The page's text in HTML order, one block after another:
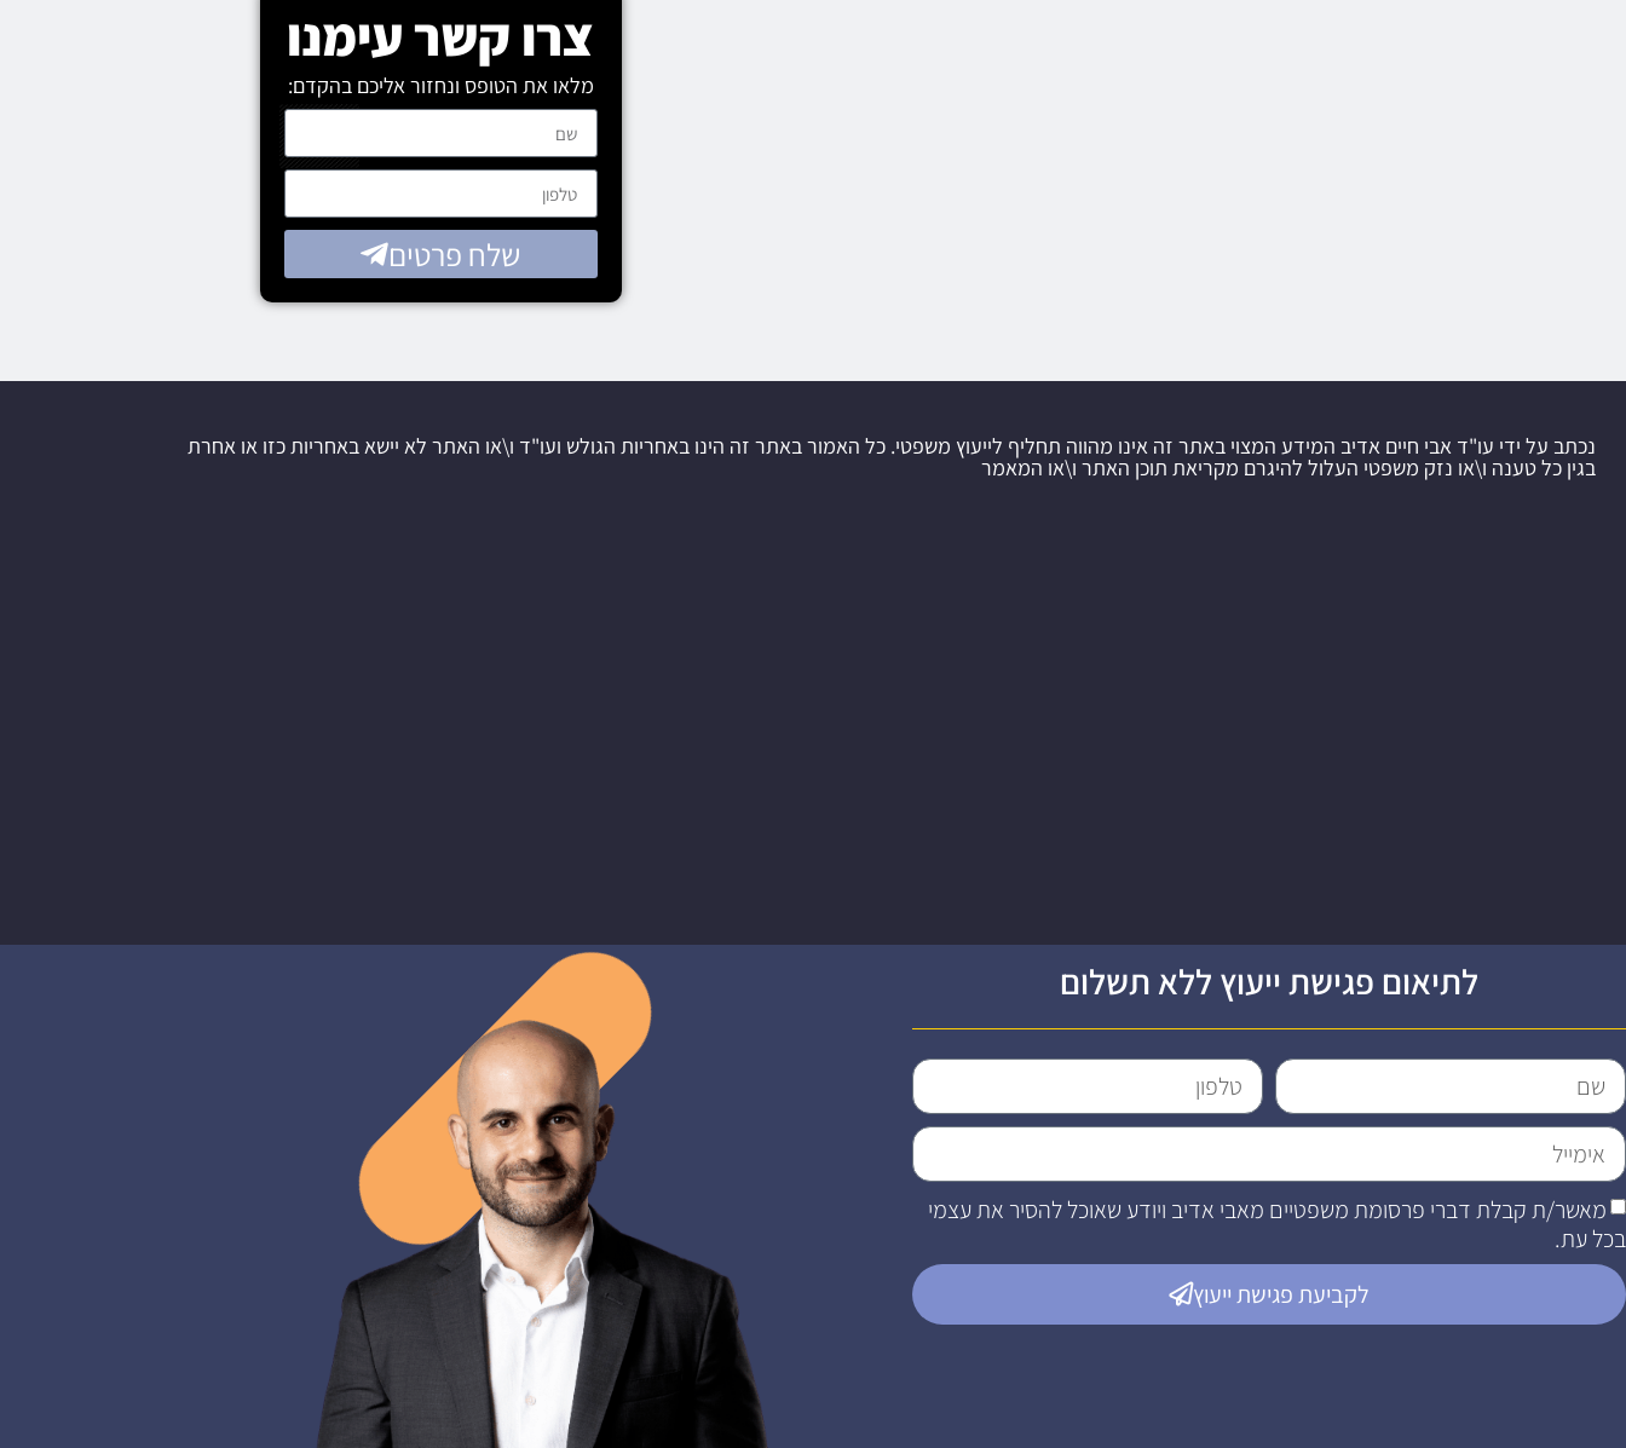
צרו קשר עימנו
מלאו את הטופס ונחזור אליכם בהקדם:
שלח פרטים
נכתב על ידי עו"ד אבי חיים אדיב המידע המצוי באתר זה אינו מהווה תחליף לייעוץ משפטי. כל האמור באתר זה הינו באחריות הגולש ועו"ד ו\או האתר לא יישא באחריות כזו או אחרת
בגין כל טענה ו\או נזק משפטי העלול להיגרם מקריאת תוכן האתר ו\או המאמר
לתיאום פגישת ייעוץ ללא תשלום
מאשר/ת קבלת דברי פרסומת משפטיים מאבי אדיב ויודע שאוכל להסיר את עצמי
בכל עת.
לקביעת פגישת ייעוץ